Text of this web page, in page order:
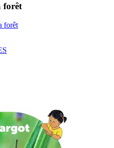
forêt
forêt